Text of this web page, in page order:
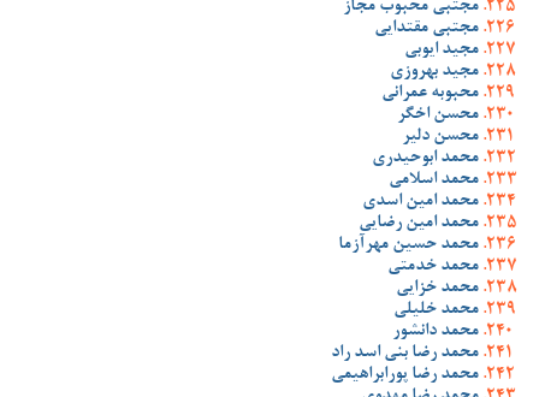
مجتبی محبوب مجاز
مجتبی مقتدایی
مجید ایوبی
مجید بهروزی
محبوبه عمرانی
محسن اخگر
محسن دلیر
محمد ابوحیدری
محمد اسلامی
محمد امین اسدی
محمد امین رضایی
محمد حسین مهرآزما
محمد خدمتی
محمد خزایی
محمد خلیلی
محمد دانشور
محمد رضا بنی اسد راد
محمد رضا پورابراهیمی